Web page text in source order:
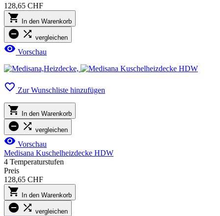
128,65 CHF
 In den Warenkorb
  vergleichen
 Vorschau
 Zur Wunschliste hinzufügen
 In den Warenkorb
  vergleichen
 Vorschau
Medisana Kuschelheizdecke HDW
4 Temperaturstufen
Preis
128,65 CHF
 In den Warenkorb
  vergleichen